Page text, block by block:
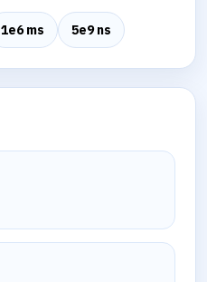
1e6 ms 5e9 ns